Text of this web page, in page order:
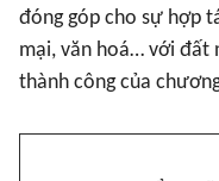
đóng góp cho sự hợp
mại, văn hoá… với đất
thành công của